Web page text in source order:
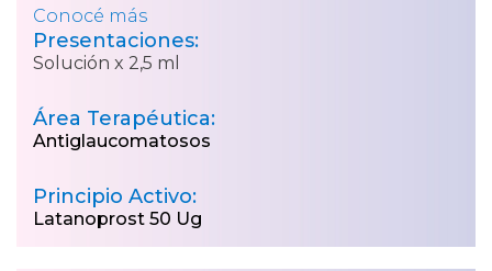
Conocé más
Presentaciones:
Solución x 2,5 ml
Área Terapéutica:
Antiglaucomatosos
Principio Activo:
Latanoprost 50 Ug